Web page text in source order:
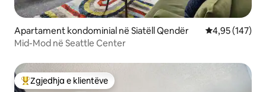
Apartament kondominial në Siatëll Qendër Vlerësimi
4,95 (147)
Mid-Mod në Seattle Center
Më të mirat e zgjedhjeve të klientëve
Zgjedhja e klientëve